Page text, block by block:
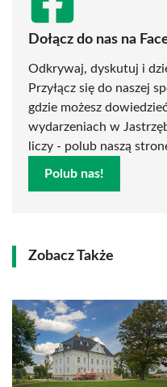
Dołącz do nas na
Odkrywaj, dyskutuj i
Przyłącz się do naszej
gdzie możesz
wydarzeniach w
liczy - polub naszą
Polub nas!
Zobacz Także